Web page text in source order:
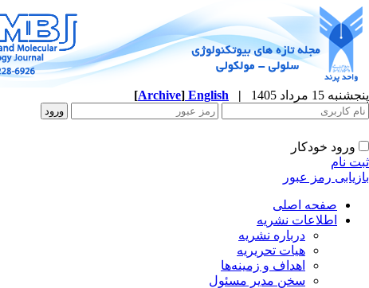
پنجشنبه 15 مرداد 1405 |
English
[Archive]
ورود خودکار
ثبت نام
بازیابی رمز عبور
صفحه اصلی
اطلاعات نشریه
درباره نشریه
هیات تحریریه
اهداف و زمینه‌ها
سخن مدیر مسئول